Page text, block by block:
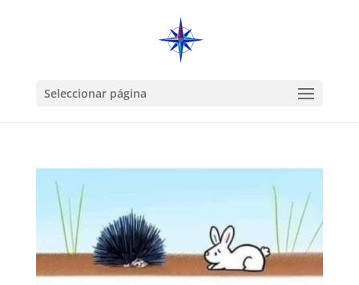
Seleccionar página